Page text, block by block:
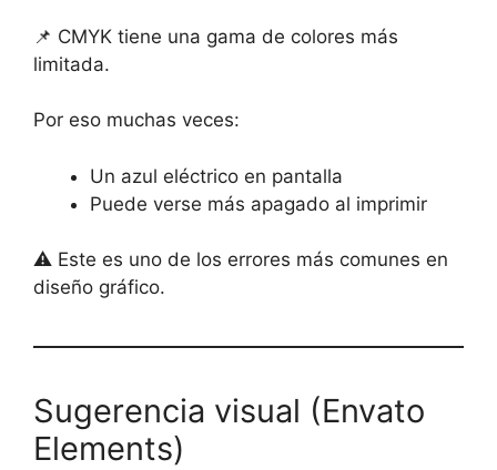
📌 CMYK tiene una gama de colores más
limitada.
Por eso muchas veces:
Un azul eléctrico en pantalla
Puede verse más apagado al imprimir
⚠️ Este es uno de los errores más comunes en
diseño gráfico.
Sugerencia visual (Envato
Elements)